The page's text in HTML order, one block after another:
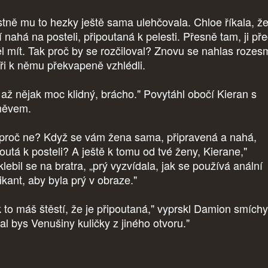
mu to hezky ještě sama ulehčovala. Chloe říkala,
nahá na posteli, připoutaná k pelesti. Přesně tam, ji
mít. Tak proč by se rozčiloval? Znovu se nahlas
k němu překvapeně vzhlédli.
až nějak moc klidný, brácho." Povytáhl obočí Kieran s
ne? Když se vám žena sama, připravená a nahá,
k posteli? A ještě k tomu od tvé ženy, Kierane,"
se na bratra, „prý vyzvídala, jak se používá anální
aby byla prý v obraze."
to máš štěstí, že je připoutaná," vyprskl Damion
bys Venušiny kuličky z jiného otvoru."